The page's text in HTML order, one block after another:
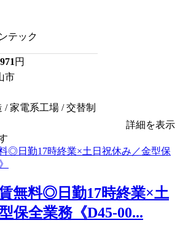
テック
円
市
/ 家電系工場 / 交替制
詳細を表示
無料◎日勤17時終業×土
保全業務《D45-00...